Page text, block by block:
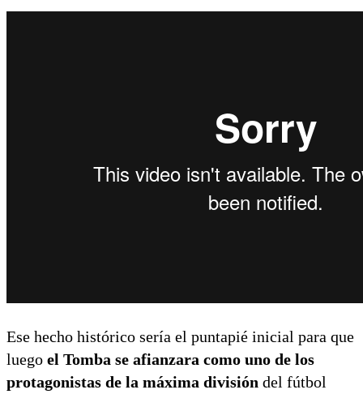
Ese hecho histórico sería el puntapié inicial para que
luego el Tomba se afianzara como uno de los
protagonistas de la máxima división del fútbol